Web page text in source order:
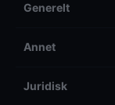
Generelt
Annet
Juridisk